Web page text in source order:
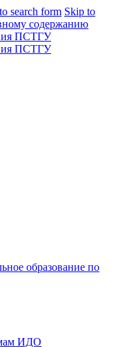
search form Skip to
содержанию
образование по
ИДО